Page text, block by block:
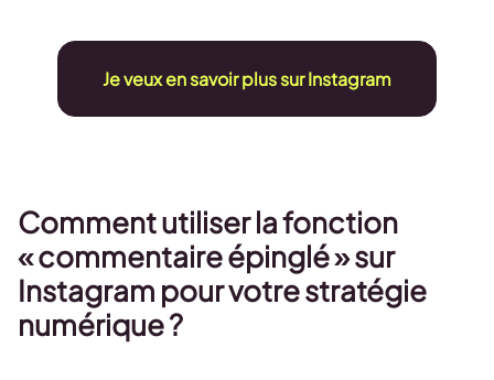
Je veux en savoir plus sur Instagram
Comment utiliser la fonction
« commentaire épinglé » sur
Instagram pour votre stratégie
numérique ?